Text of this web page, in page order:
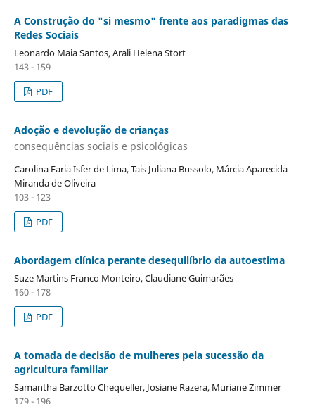
A Construção do "si mesmo" frente aos paradigmas das
Redes Sociais
Leonardo Maia Santos, Arali Helena Stort
143 - 159
PDF
Adoção e devolução de crianças
consequências sociais e psicológicas
Carolina Faria Isfer de Lima, Tais Juliana Bussolo, Márcia Aparecida
Miranda de Oliveira
103 - 123
PDF
Abordagem clínica perante desequilíbrio da autoestima
Suze Martins Franco Monteiro, Claudiane Guimarães
160 - 178
PDF
A tomada de decisão de mulheres pela sucessão da
agricultura familiar
Samantha Barzotto Chequeller, Josiane Razera, Muriane Zimmer
179 - 196